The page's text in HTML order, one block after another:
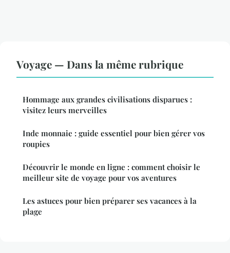
Voyage — Dans la même rubrique
Hommage aux grandes civilisations disparues :
visitez leurs merveilles
Inde monnaie : guide essentiel pour bien gérer vos
roupies
Découvrir le monde en ligne : comment choisir le
meilleur site de voyage pour vos aventures
Les astuces pour bien préparer ses vacances à la
plage